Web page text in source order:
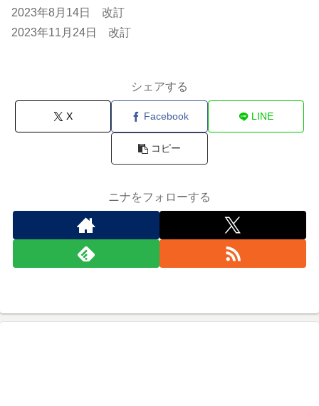
2023年8月14日 改訂
2023年11月24日 改訂
シェアする
X Facebook LINE
コピー
ニナをフォローする